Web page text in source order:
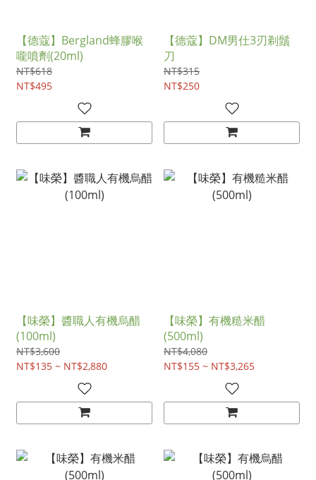
【德蔻】Bergland蜂膠喉
嚨噴劑(20ml)
NT$618
NT$495
【德蔻】DM男仕3刃剃鬚
刀
NT$315
NT$250
【味榮】醬職人有機烏醋
(100ml)
NT$3,600
NT$135 ~ NT$2,880
【味榮】有機糙米醋
(500ml)
NT$4,080
NT$155 ~ NT$3,265